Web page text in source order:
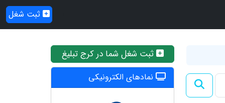
ثبت شغل
ثبت شغل شما در کرج تبلیغ
نمادهای الکترونیکی